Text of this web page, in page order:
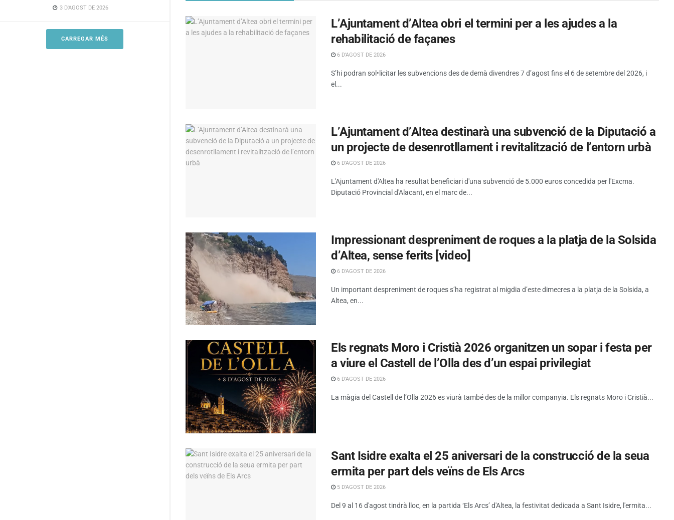
3 D'AGOST DE 2026
CARREGAR MÉS
L’Ajuntament d’Altea obri el termini per a les ajudes a la
rehabilitació de façanes
6 D'AGOST DE 2026
S’hi podran sol•licitar les subvencions des de demà divendres 7 d’agost fins el 6 de setembre del 2026, i
el...
L’Ajuntament d’Altea destinarà una subvenció de la Diputació a
un projecte de desenrotllament i revitalització de l’entorn urbà
6 D'AGOST DE 2026
L'Ajuntament d'Altea ha resultat beneficiari d'una subvenció de 5.000 euros concedida per l'Excma.
Diputació Provincial d'Alacant, en el marc de...
Impressionant despreniment de roques a la platja de la Solsida
d’Altea, sense ferits [video]
6 D'AGOST DE 2026
Un important despreniment de roques s’ha registrat al migdia d’este dimecres a la platja de la Solsida, a
Altea, en...
Els regnats Moro i Cristià 2026 organitzen un sopar i festa per
a viure el Castell de l’Olla des d’un espai privilegiat
6 D'AGOST DE 2026
La màgia del Castell de l’Olla 2026 es viurà també des de la millor companyia. Els regnats Moro i Cristià...
Sant Isidre exalta el 25 aniversari de la construcció de la seua
ermita per part dels veïns de Els Arcs
5 D'AGOST DE 2026
Del 9 al 16 d'agost tindrà lloc, en la partida ‘Els Arcs’ d'Altea, la festivitat dedicada a Sant Isidre, l'ermita...